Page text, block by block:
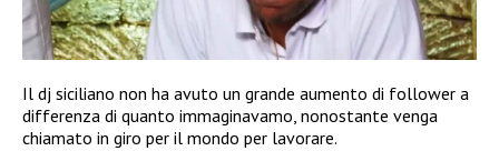
Il dj siciliano non ha avuto un grande aumento di follower a
differenza di quanto immaginavamo, nonostante venga
chiamato in giro per il mondo per lavorare.